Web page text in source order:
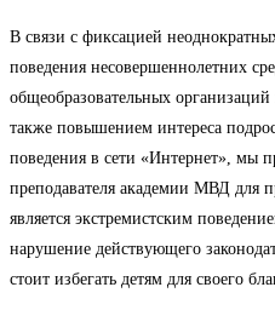
В связи с фиксацией
поведения несовершеннолетних
общеобразовательных
также повышением интереса
поведения в сети «Интернет», мы
преподавателя академии МВД для
является экстремистским
нарушение действующего
стоит избегать детям для своего